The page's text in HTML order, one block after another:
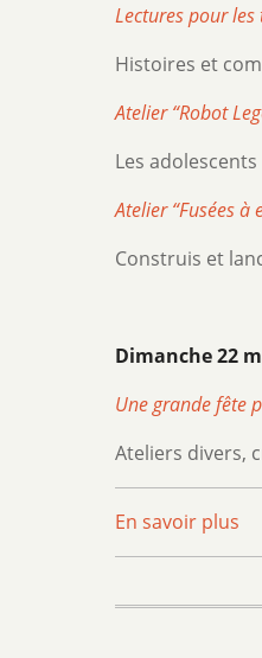
Lectures pour
Histoires et
Atelier “Robot
Les
Atelier “Fusées à
Construis et
Dimanche 22
Une grande fête
Ateliers divers,
En savoir plus
la